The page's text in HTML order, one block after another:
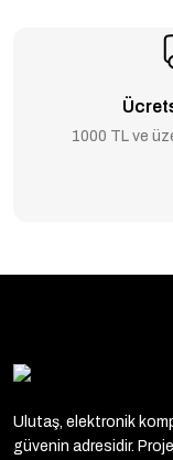
1000 TL ve
Ulutaş, elektronik
güvenin adresidir.